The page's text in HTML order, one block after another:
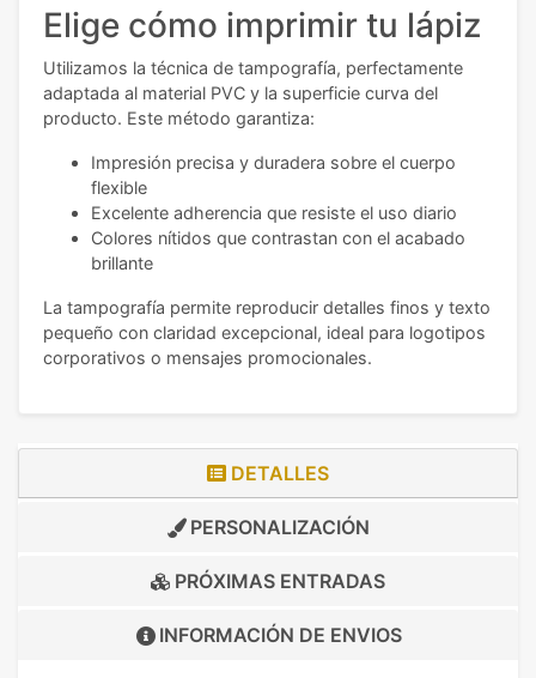
Elige cómo imprimir tu lápiz
Utilizamos la técnica de tampografía, perfectamente
adaptada al material PVC y la superficie curva del
producto. Este método garantiza:
Impresión precisa y duradera sobre el cuerpo
flexible
Excelente adherencia que resiste el uso diario
Colores nítidos que contrastan con el acabado
brillante
La tampografía permite reproducir detalles finos y texto
pequeño con claridad excepcional, ideal para logotipos
corporativos o mensajes promocionales.
DETALLES
PERSONALIZACIÓN
PRÓXIMAS ENTRADAS
INFORMACIÓN DE ENVIOS